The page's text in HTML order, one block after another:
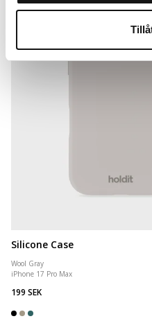
Silicone Case
Wool Gray
iPhone 17 Pro Max
199 SEK